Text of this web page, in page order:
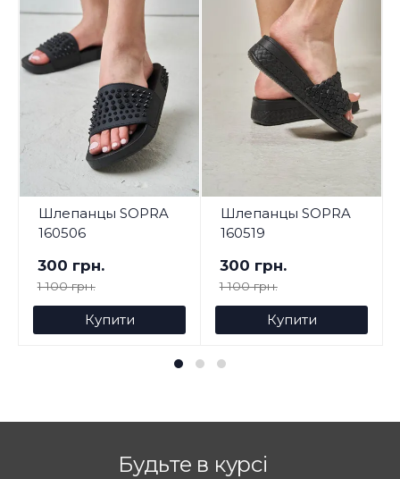
Шлепанцы SOPRA
160506
300 грн.
1 100 грн.
Купити
Шлепанцы SOPRA
160519
300 грн.
1 100 грн.
Купити
Будьте в курсі